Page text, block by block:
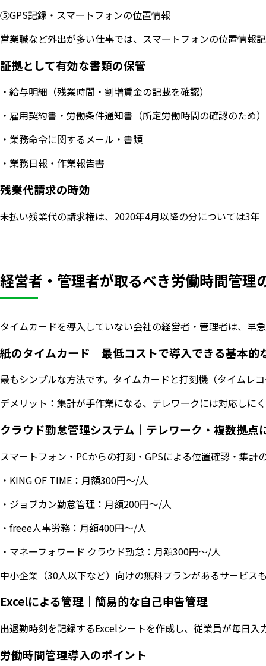
⑤GPS記録・スマートフォンの位置情報
営業職など外出が多い仕事では、スマートフォンの位置情報
証拠として有効な書類の保管
・給与明細（残業時間・割増賃金の記載を確認）
・雇用契約書・労働条件通知書（所定労働時間の確認のため）
・業務命令に関するメール・書類
・業務日報・作業報告書
残業代請求の時効
未払い残業代の請求権は、2020年4月以降の分については3
経営者・管理者が取るべき労働時間管
タイムカードを導入していない会社の経営者・管理者は、早
紙のタイムカード｜最低コストで導入できる基本的
最もシンプルな方法です。タイムカードと打刻機（タイムレ
デメリット：集計が手作業になる、テレワークには対応しに
クラウド勤怠管理システム｜テレワーク・複数拠点
スマートフォン・PCからの打刻・GPSによる位置確認・集
・KING OF TIME：月額300円〜/人
・ジョブカン勤怠管理：月額200円〜/人
・freee人事労務：月額400円〜/人
・マネーフォワード クラウド勤怠：月額300円〜/人
中小企業（30人以下など）向けの無料プランがあるサービス
Excelによる管理｜簡易的な自己申告管理
出退勤時刻を記録するExcelシートを作成し、従業員が毎日
労働時間管理導入のポイント